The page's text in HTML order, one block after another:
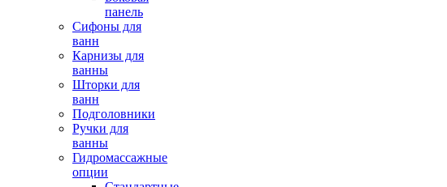
панель
Сифоны для
ванн
Карнизы для
ванны
Шторки для
ванн
Подголовники
Ручки для
ванны
Гидромассажные
опции